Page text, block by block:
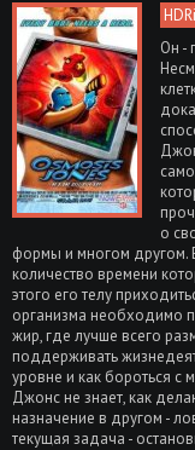
Он -
о
формы и многом другом.
количество времени
этого его телу
организма необходимо
жир, где лучше всего
поддерживать
уровне и как бороться
Джонс не знает, как
назначение в другом -
текущая задача -